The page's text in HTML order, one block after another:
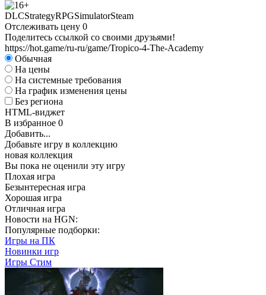
DLCStrategyRPGSimulatorSteam
Отслеживать цену 0
Поделитесь ссылкой со своими друзьями!
https://hot.game/ru-ru/game/Tropico-4-The-Academy
Обычная
На цены
На системные требования
На график изменения цены
Без региона
HTML-виджет
В избранное 0
Добавить...
Добавьте игру в коллекцию
новая коллекция
Вы пока не оценили эту игру
Плохая игра
Безынтересная игра
Хорошая игра
Отличная игра
Новости на HGN:
Популярные подборки:
Игры на ПК
Новинки игр
Игры Стим